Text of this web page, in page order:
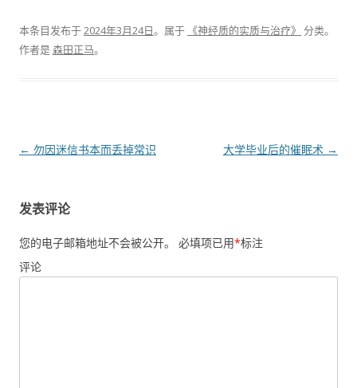
本条目发布于2024年3月24日。属于 《神经质的实质与治疗》 分类。
作者是森田正马。
文章导航
← 勿因迷信书本而丢掉常识 大学毕业后的催眠术 →
发表评论
您的电子邮箱地址不会被公开。 必填项已用*标注
评论